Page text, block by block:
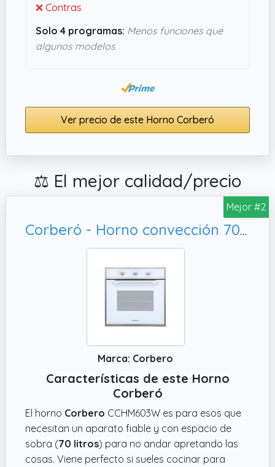
❌ Contras
Solo 4 programas: Menos funciones que
algunos modelos
Ver precio de este Horno Corberó
⚖️ El mejor calidad/precio
Mejor #2
Corberó - Horno convección 70L | CCHM603W | 60x60x58 cm |Convencional con 4 Programas | Luz Interior | Limpieza Hidrólisis | Puerta Doble Cristal | 2100W | Blanco perfil Inox
Marca: Corbero
Características de este Horno
Corberó
El horno Corbero CCHM603W es para esos que
necesitan un aparato fiable y con espacio de
sobra (70 litros) para no andar apretando las
cosas. Viene perfecto si sueles cocinar para